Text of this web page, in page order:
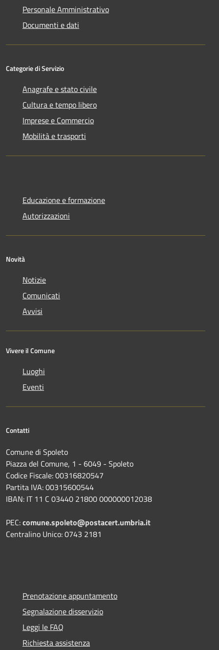
Personale Amministrativo
Documenti e dati
Categorie di Servizio
Anagrafe e stato civile
Cultura e tempo libero
Imprese e Commercio
Mobilità e trasporti
Educazione e formazione
Autorizzazioni
Novità
Notizie
Comunicati
Avvisi
Vivere il Comune
Luoghi
Eventi
Contatti
Comune di Spoleto
Piazza del Comune, 1 - 6049 - Spoleto
Codice Fiscale: 00316820547
Partita IVA: 00315600544
IBAN: IT 11 C 03440 21800 000000012038
PEC:comune.spoleto@postacert.umbria.it
Centralino Unico: 0743 2181
Prenotazione appuntamento
Segnalazione disservizio
Leggi le FAQ
Richiesta assistenza